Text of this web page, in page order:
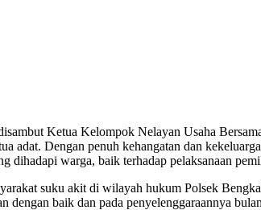
Ketua Kelompok Nelayan Usaha
adat. Dengan penuh kehangatan dan
dihadapi warga, baik terhadap pelaksanaan
suku akit di wilayah hukum Polsek
baik dan pada penyelenggaraannya